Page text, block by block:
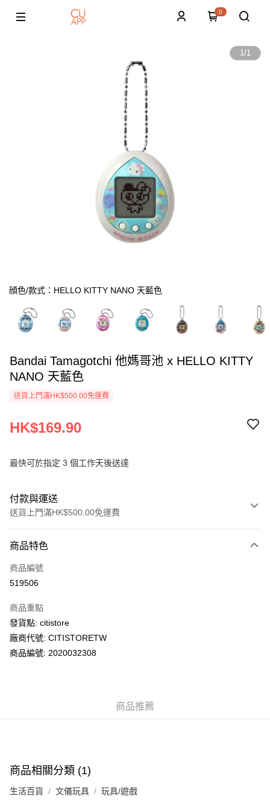
0
1/1
顔色/款式：HELLO KITTY NANO 天藍色
Bandai Tamagotchi 他媽哥池 x HELLO KITTY
NANO 天藍色
送貨上門滿HK$500.00免運費
HK$169.90
最快可於指定 3 個工作天後送達
付款與運送
送貨上門滿HK$500.00免運費
信用卡
AlipayHK
WeChat Pay
送貨方式
每筆HK$50.00，滿HK$200.00或以上免運費
UNY 門市自取
商品特色
商品編號
519506
商品重點
發貨點: citistore
廠商代號: CITISTORETW
商品編號: 2020032308
商品推薦
商品相關分類 (1)
生活百貨 文儀玩具 玩具/遊戲